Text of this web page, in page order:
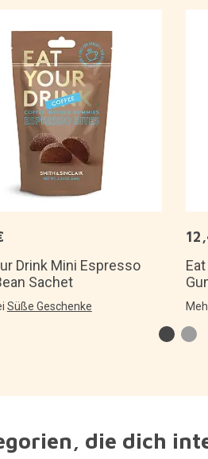
Drink Mini Espresso
Sachet
Süße Geschenke
die dich